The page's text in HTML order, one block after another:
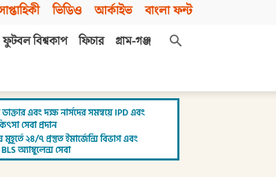
ভিডিও আর্কাইভ বাংলা ফন্ট
ফুটবল বিশ্বকাপ ফিচার
গ্রাম-গঞ্জ